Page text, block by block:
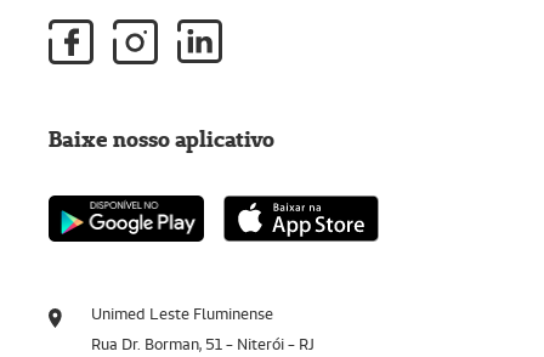
Unimed Leste Fluminense
Rua Dr. Borman, 51 - Niterói - RJ
Baixe nosso aplicativo